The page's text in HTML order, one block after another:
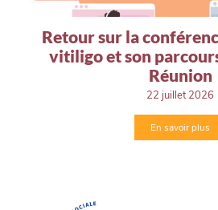
Retour sur la
vitiligo et son
Réunion
22 juillet 2026
En savoir plus